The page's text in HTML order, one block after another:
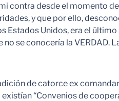
contra desde el momento
y que por ello,
Unidos, era el
se conocería la
de catorce ex
“Convenios de